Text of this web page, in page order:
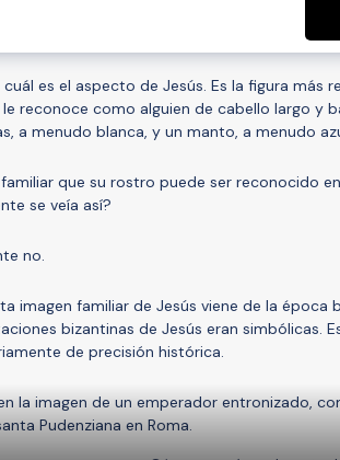
es el aspecto de Jesús. Es la figura más
reconoce como alguien de cabello largo y
a menudo blanca, y un manto, a menudo
que su rostro puede ser reconocido
se veía así?
no.
imagen familiar de Jesús viene de la época
bizantinas de Jesús eran simbólicas.
de precisión histórica.
la imagen de un emperador entronizado,
Pudenziana en Roma.